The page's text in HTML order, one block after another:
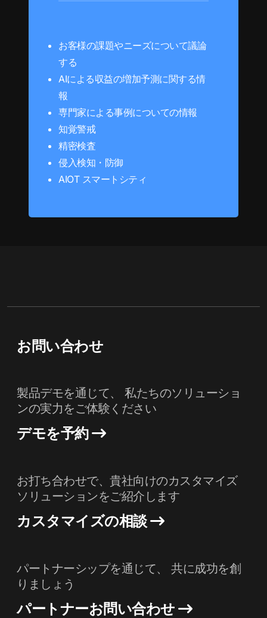
お客様の課題やニーズについて議論
する
AIによる収益の増加予測に関する情
報
専門家による事例についての情報
知覚警戒
精密検査
侵入検知・防御
AIOT スマートシティ
お問い合わせ
製品デモを通じて、 私たちのソリューショ
ンの実力をご体験ください
デモを予約
お打ち合わせで、貴社向けのカスタマイズ
ソリューションをご紹介します
カスタマイズの相談
パートナーシップを通じて、 共に成功を創
りましょう
パートナーお問い合わせ